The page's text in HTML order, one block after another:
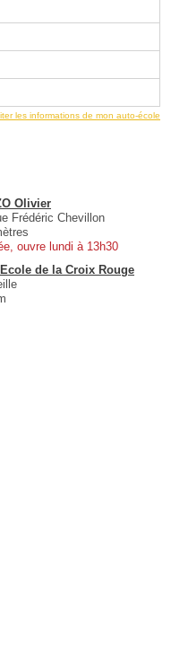
les informations de mon auto-école
Olivier
Frédéric Chevillon
ouvre lundi à 13h30
de la Croix Rouge